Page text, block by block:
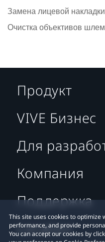
Замена лицевой накладки
Очистка объективов
This site uses cookies to
performance, and provide
You can accept our cookies by
Продукт
VIVE Бизнес
Для
Компания
Поддержка
Location